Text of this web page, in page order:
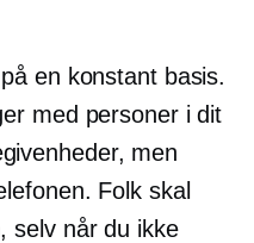
en konstant basis.
med personer i dit
men
Folk skal
selv når du ikke